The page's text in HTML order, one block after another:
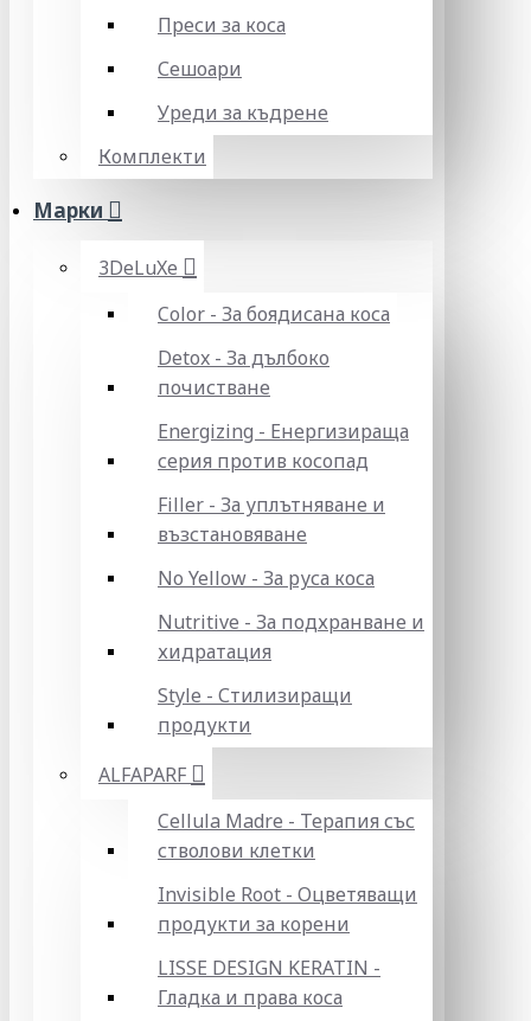
Преси за коса
Сешоари
Уреди за къдрене
Комплекти
Марки
3DeLuXe
Color - За боядисана коса
Detox - За дълбоко
почистване
Energizing - Енергизираща
серия против косопад
Filler - За уплътняване и
възстановяване
No Yellow - За руса коса
Nutritive - За подхранване и
хидратация
Style - Стилизиращи
продукти
ALFAPARF
Cellula Madre - Терапия със
стволови клетки
Invisible Root - Оцветяващи
продукти за корени
LISSE DESIGN KERATIN -
Гладка и права коса